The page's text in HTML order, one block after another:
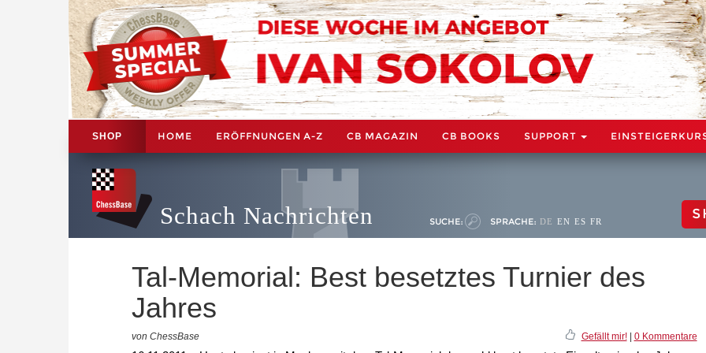
SHOP HOME ERÖFFNUNGEN A-Z CB MAGAZIN CB BOOKS SUPPORT
Schach Nachrichten SUCHE: SPRACHE: DE EN ES FR
Tal-Memorial: Best besetztes Turnier des
Jahres
von ChessBase Gefällt mir!| 0 Kommentare